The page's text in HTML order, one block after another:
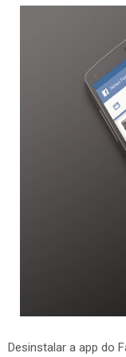
Desinstalar a app do